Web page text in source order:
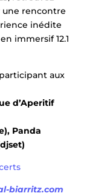
une rencontre
inédite
immersif 12.1
aux
d’Aperitif
Panda
biarritz.com